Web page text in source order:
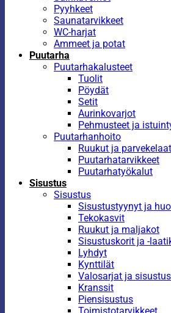
Pyyhkeet
Saunatarvikkeet
WC-harjat
Ammeet ja potat
Puutarha
Puutarhakalusteet
Tuolit
Pöydät
Setit
Aurinkovarjot
Pehmusteet ja
Puutarhanhoito
Ruukut ja
Puutarhatarvikkeet
Puutarhatyökalut
Sisustus
Sisustus
Sisustustyynyt ja
Tekokasvit
Ruukut ja maljakot
Sisustuskorit ja -
Lyhdyt
Kynttilät
Valosarjat ja
Kranssit
Piensisustus